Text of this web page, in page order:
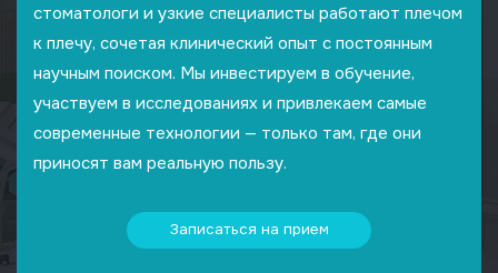
стоматологи и узкие специалисты работают плечом
к плечу, сочетая клинический опыт с постоянным
научным поиском. Мы инвестируем в обучение,
участвуем в исследованиях и привлекаем самые
современные технологии — только там, где они
приносят вам реальную пользу.
Записаться на прием